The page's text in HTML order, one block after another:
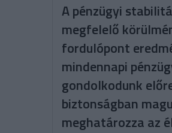
A pénzügyi
megfelelő
fordulópont
mindennapi
gondolkodunk
biztonságban
meghatározza az